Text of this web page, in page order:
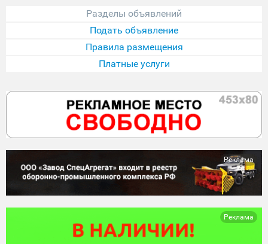
Разделы объявлений
Подать объявление
Правила размещения
Платные услуги
Реклама
Реклама